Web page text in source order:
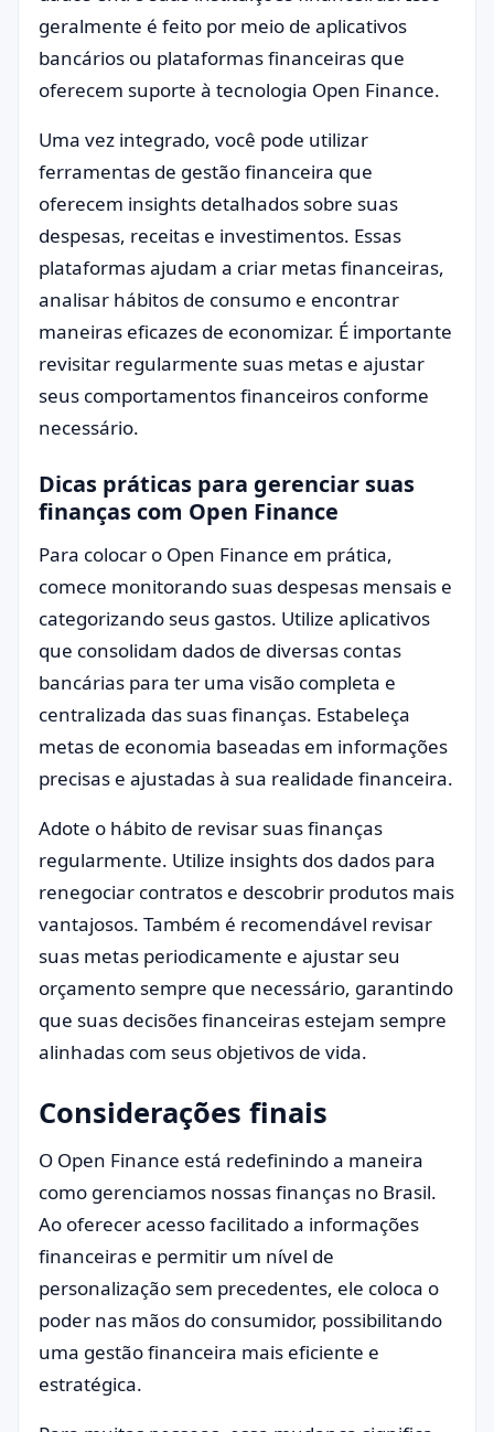
geralmente é feito por meio de aplicativos
bancários ou plataformas financeiras que
oferecem suporte à tecnologia Open Finance.
Uma vez integrado, você pode utilizar
ferramentas de gestão financeira que
oferecem insights detalhados sobre suas
despesas, receitas e investimentos. Essas
plataformas ajudam a criar metas financeiras,
analisar hábitos de consumo e encontrar
maneiras eficazes de economizar. É importante
revisitar regularmente suas metas e ajustar
seus comportamentos financeiros conforme
necessário.
Dicas práticas para gerenciar suas
finanças com Open Finance
Para colocar o Open Finance em prática,
comece monitorando suas despesas mensais e
categorizando seus gastos. Utilize aplicativos
que consolidam dados de diversas contas
bancárias para ter uma visão completa e
centralizada das suas finanças. Estabeleça
metas de economia baseadas em informações
precisas e ajustadas à sua realidade financeira.
Adote o hábito de revisar suas finanças
regularmente. Utilize insights dos dados para
renegociar contratos e descobrir produtos mais
vantajosos. Também é recomendável revisar
suas metas periodicamente e ajustar seu
orçamento sempre que necessário, garantindo
que suas decisões financeiras estejam sempre
alinhadas com seus objetivos de vida.
Considerações finais
O Open Finance está redefinindo a maneira
como gerenciamos nossas finanças no Brasil.
Ao oferecer acesso facilitado a informações
financeiras e permitir um nível de
personalização sem precedentes, ele coloca o
poder nas mãos do consumidor, possibilitando
uma gestão financeira mais eficiente e
estratégica.